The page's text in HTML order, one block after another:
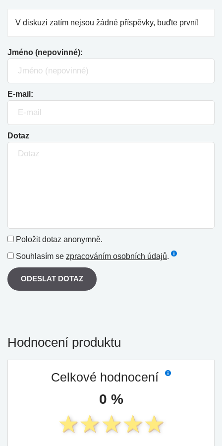
V diskuzi zatím nejsou žádné příspěvky, buďte první!
Jméno (nepovinné):
E-mail:
Dotaz
Položit dotaz anonymně.
Souhlasím se zpracováním osobních údajů.
ODESLAT DOTAZ
Hodnocení produktu
Celkové hodnocení
0 %